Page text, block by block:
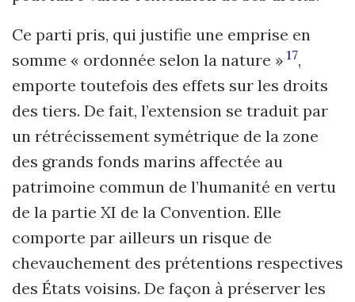
Ce parti pris, qui justifie une emprise en
somme « ordonnée selon la nature » 17,
emporte toutefois des effets sur les droits
des tiers. De fait, l’extension se traduit par
un rétrécissement symétrique de la zone
des grands fonds marins affectée au
patrimoine commun de l’humanité en vertu
de la partie XI de la Convention. Elle
comporte par ailleurs un risque de
chevauchement des prétentions respectives
des États voisins. De façon à préserver les